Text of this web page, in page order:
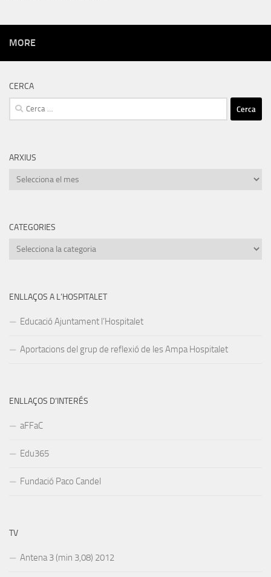
MORE
CERCA
Cerca:
ARXIUS
Arxius
CATEGORIES
Categories
ENLLAÇOS A L’HOSPITALET
Educació Ajuntament l’Hospitalet
Aportacions del grup de reflexió de les Ampa Hospitalet
ENLLAÇOS D’INTERÉS
aFFaC
Edu365
Fundació Paco Candel
TV
Antena 3 (min 3,08) 2012